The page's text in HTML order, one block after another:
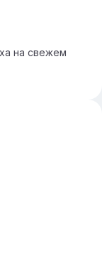
на свежем